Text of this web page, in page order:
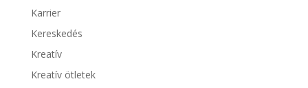
Karrier
Kereskedés
Kreatív
Kreatív ötletek